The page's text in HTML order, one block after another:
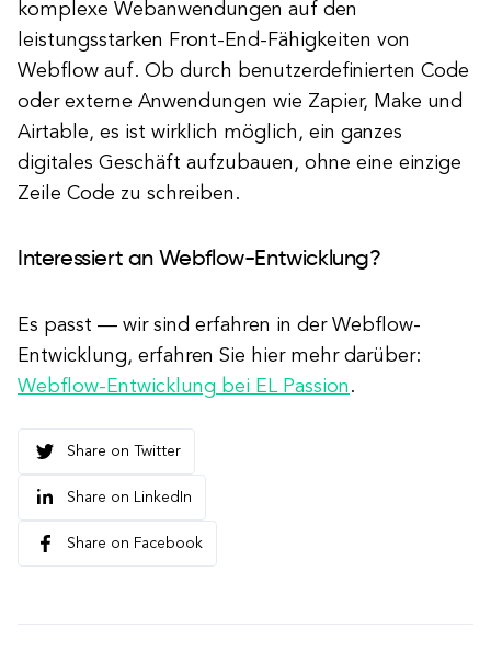
komplexe Webanwendungen auf den
leistungsstarken Front-End-Fähigkeiten von
Webflow auf. Ob durch benutzerdefinierten Code
oder externe Anwendungen wie Zapier, Make und
Airtable, es ist wirklich möglich, ein ganzes
digitales Geschäft aufzubauen, ohne eine einzige
Zeile Code zu schreiben.
Interessiert an Webflow-Entwicklung?
Es passt — wir sind erfahren in der Webflow-
Entwicklung, erfahren Sie hier mehr darüber:
Webflow-Entwicklung bei EL Passion .
Share on Twitter
Share on LinkedIn
Share on Facebook